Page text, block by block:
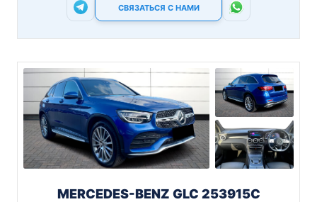
СВЯЗАТЬСЯ С НАМИ
MERCEDES-BENZ GLC 253915C